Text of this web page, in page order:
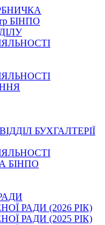
БІНПО
БУХГАЛТЕРІЇ
БІНПО
РАДИ (2026 РІК)
РАДИ (2025 РІК)